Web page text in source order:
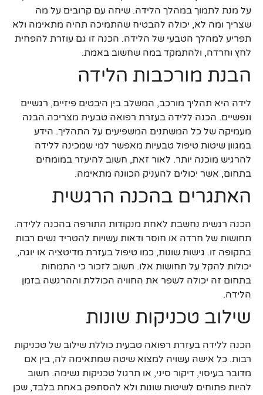
על מנת לתמוך במהלך הלידה. שיחה עם קרובים על מה
שצריך ומה לא, יכולה להבטיח שהתמיכה תהיה מתאימה ולא
תפריע למהלך הטבעי של הלידה. הכנה זו גם עוזרת להפחית
לחץ וחרדה, ולהתמקד במה שחשוב באמת.
הבנת מורכבות הלידה
לידה היא תהליך מורכב, המשלב בין היבטים פיזיים, רגשיים
ונפשיים. הכנה ללידה בעזרת רפואה טבעית מצריכה הבנה
מעמיקה של כל המשתנים המשפיעים על התהליך. הידע
במגוון שיטות טיפול טבעיות מאפשר למי שמכינה ללידה
להרגיש מוכנה יותר. לאור זאת, חשוב להיעזר במומחים
בתחום, אשר יכולים להעניק הכוונה מתאימה.
האתגרים בהכנה הרגשית
הכנה רגשית נחשבת לאחת מנקודות התורפה בהכנה ללידה.
תחושות של חרדה או חוסר ודאות עשויות להטריד נשים רבות
בתקופה זו. גישות שונות, כמו טיפול בעזרת מדיטציה או יוגה,
יכולות להקל על תחושות אלו. חשוב לזכור כי התמחות
בתחום זה יכולה לשפר את החוויה הכוללת וההרגשה בזמן
הלידה.
שילוב טכניקות שונות
הכנה ללידה בעזרת רפואה טבעית כוללת שילוב של טכניקות
רבות. כל אישה עשויה למצוא שיטה שמתאימה לה, בין אם
מדובר בעיסוי, דיקור סיני, או תרגול טכניקות נשימה. חשוב
להיות פתוחים לשיטות שונות ולא להסתפק באחת בלבד, שכן